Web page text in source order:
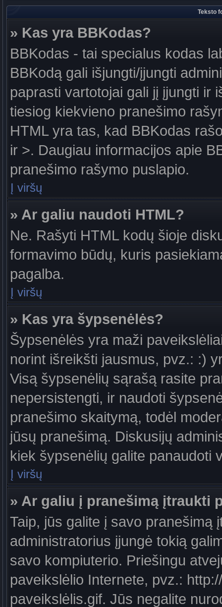
Teksto
» Kas yra BBKodas?
BBKodas - tai specialus kodas
BBKodą gali išjungti/įjungti
paprasti vartotojai gali jį įjungti ir
tiesiog kiekvieno pranešimo
HTML yra tas, kad BBKodas
ir >. Daugiau informacijos apie
pranešimo rašymo puslapio.
Į viršų
» Ar galiu naudoti HTML?
Ne. Rašyti HTML kodų šioje
formavimo būdų, kuris
pagalba.
Į viršų
» Kas yra šypsenėlės?
Šypsenėlės yra maži
norint išreikšti jausmus, pvz.: :)
Visą šypsenėlių sąrašą rasite
nepersistengti, ir naudoti
pranešimo skaitymą, todėl
jūsų pranešimą. Diskusijų
kiek šypsenėlių galite panaudoti
Į viršų
» Ar galiu į pranešimą įtraukti
Taip, jūs galite į savo pranešimą
administratorius įjungė tokią
savo kompiuterio. Priešingu
paveikslėlio Internete, pvz.:
paveikslėlis.gif. Jūs negalite